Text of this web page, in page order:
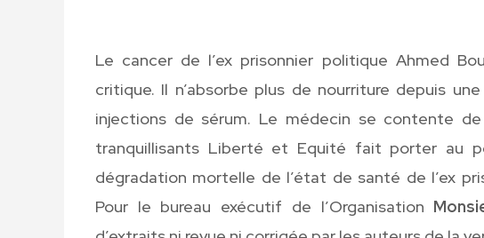
Le cancer de l’ex prisonnier politique Ahmed
critique. Il n’absorbe plus de nourriture depuis
injections de sérum. Le médecin se contente
tranquillisants Liberté et Equité fait porter au
dégradation mortelle de l’état de santé de l’ex
Pour le bureau exécutif de l’Organisation